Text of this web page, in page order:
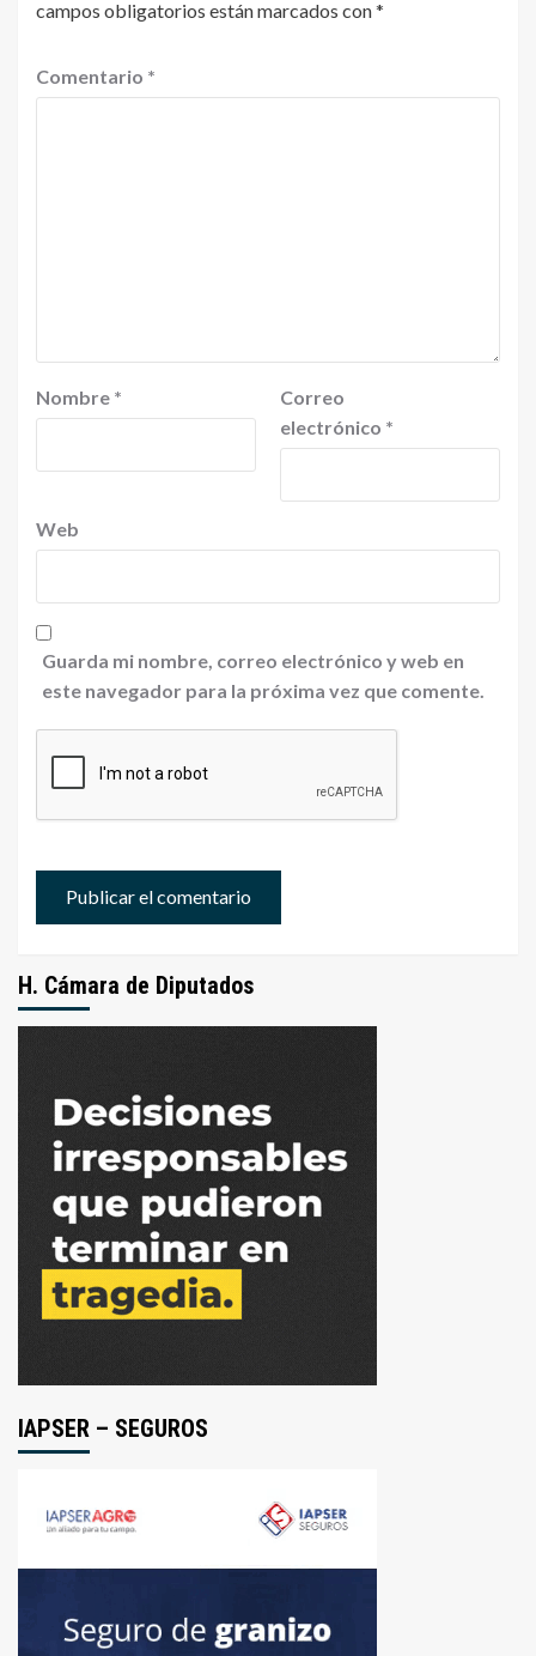
campos obligatorios están marcados con*
Comentario *
Nombre *
Correo
electrónico *
Web
Guarda mi nombre, correo electrónico y web en
este navegador para la próxima vez que comente.
H. Cámara de Diputados
IAPSER – SEGUROS